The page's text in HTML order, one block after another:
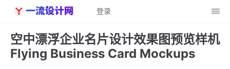
登录
空中漂浮企业名片设计效果图预览样机
Flying Business Card Mockups